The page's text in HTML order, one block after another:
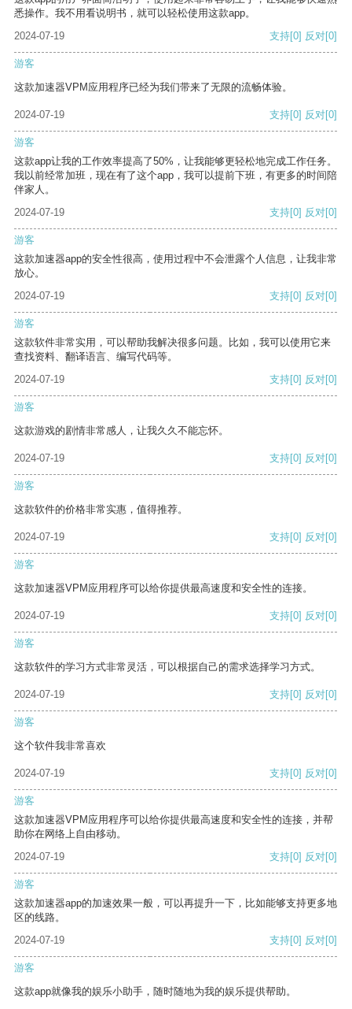
悉操作。我不用看说明书，就可以轻松使用这款app。
2024-07-19
支持[0] 反对[0]
游客
这款加速器VPM应用程序已经为我们带来了无限的流畅体验。
2024-07-19 支持[0] 反对[0]
游客
这款app让我的工作效率提高了50%，让我能够更轻松地完成工作任务。
我以前经常加班，现在有了这个app，我可以提前下班，有更多的时间陪
伴家人。
2024-07-19
支持[0] 反对[0]
游客
这款加速器app的安全性很高，使用过程中不会泄露个人信息，让我非常
放心。
2024-07-19
支持[0] 反对[0]
游客
这款软件非常实用，可以帮助我解决很多问题。比如，我可以使用它来
查找资料、翻译语言、编写代码等。
2024-07-19
支持[0] 反对[0]
游客
这款游戏的剧情非常感人，让我久久不能忘怀。
2024-07-19 支持[0] 反对[0]
游客
这款软件的价格非常实惠，值得推荐。
2024-07-19 支持[0] 反对[0]
游客
这款加速器VPM应用程序可以给你提供最高速度和安全性的连接。
2024-07-19 支持[0] 反对[0]
游客
这款软件的学习方式非常灵活，可以根据自己的需求选择学习方式。
2024-07-19 支持[0] 反对[0]
游客
这个软件我非常喜欢
2024-07-19 支持[0] 反对[0]
游客
这款加速器VPM应用程序可以给你提供最高速度和安全性的连接，并帮
助你在网络上自由移动。
2024-07-19
支持[0] 反对[0]
游客
这款加速器app的加速效果一般，可以再提升一下，比如能够支持更多地
区的线路。
2024-07-19
支持[0] 反对[0]
游客
这款app就像我的娱乐小助手，随时随地为我的娱乐提供帮助。